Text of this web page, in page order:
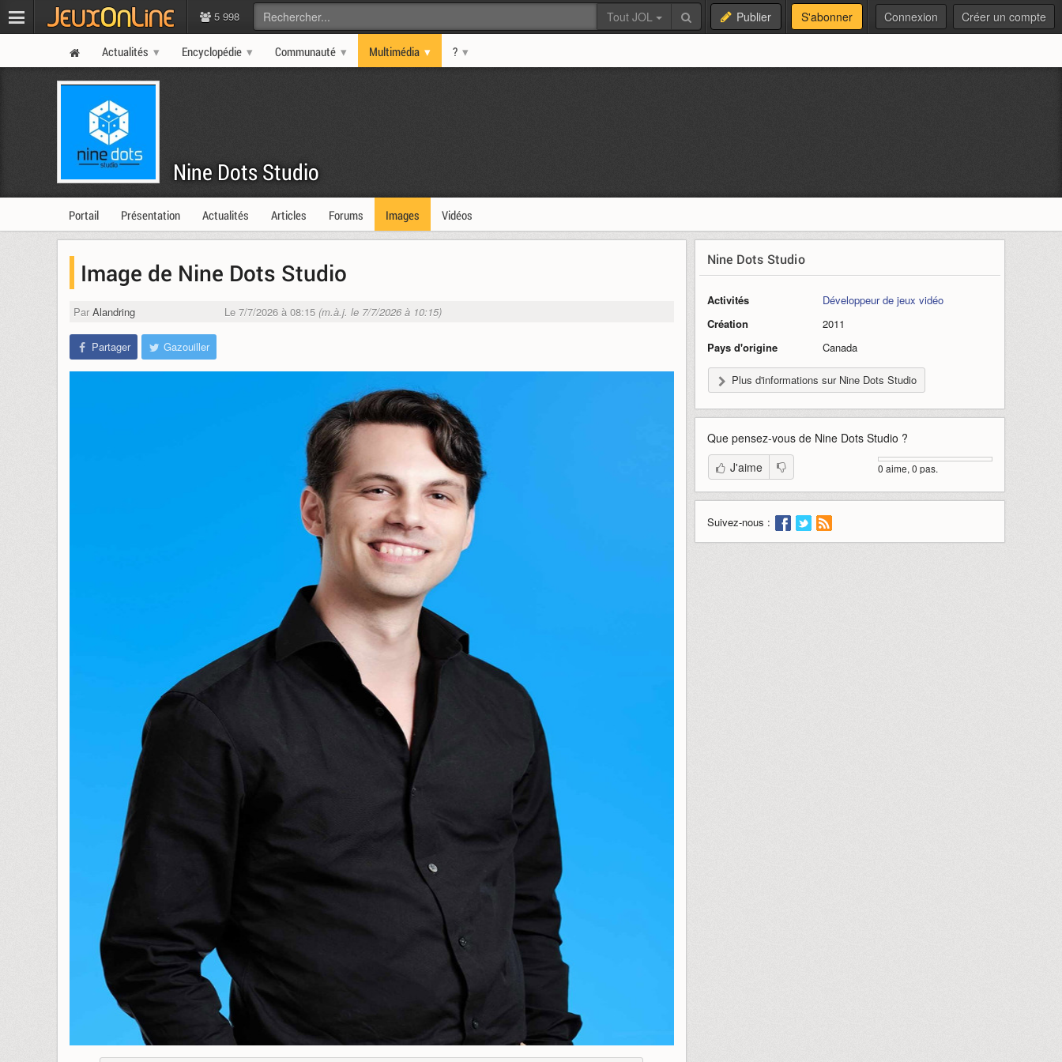
5 998 Tout JOL Publier S'abonner Connexion Créer un compte
Actualités Encyclopédie Communauté Multimédia ?
Nine Dots Studio
Portail Présentation Actualités Articles Forums Images Vidéos
Image de Nine Dots Studio
Par Alandring Le 7/7/2026 à 08:15 (m.à.j. le 7/7/2026 à 10:15)
Partager Gazouiller
Nine Dots Studio
Activités
Développeur de jeux vidéo
Création
2011
Pays d'origine
Canada
Plus d'informations sur Nine Dots Studio
Que pensez-vous de Nine Dots Studio ?
0 aime, 0 pas.
J'aime
Suivez-nous :